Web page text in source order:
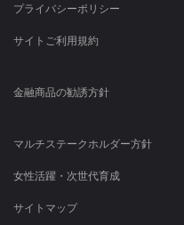
プライバシーポリシー
サイトご利用規約
金融商品の勧誘方針
マルチステークホルダー方針
女性活躍・次世代育成
サイトマップ